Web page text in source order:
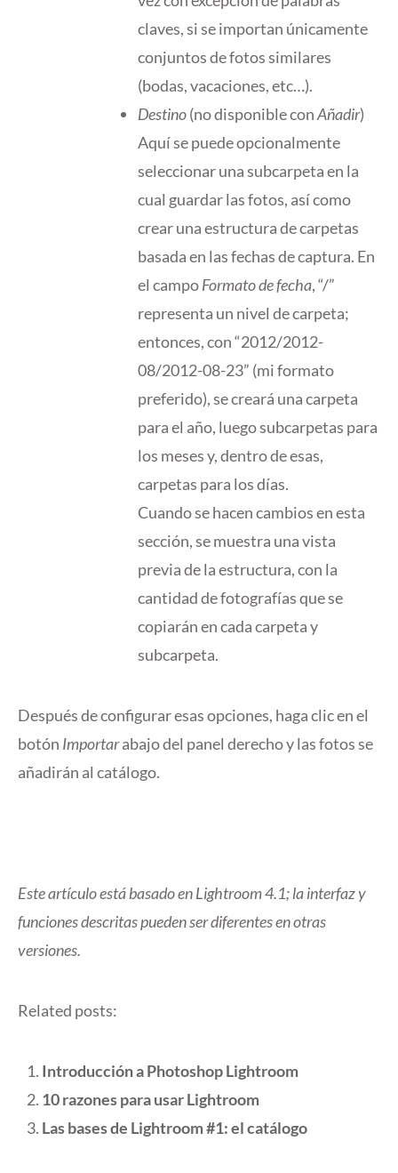
claves, si se importan únicamente
conjuntos de fotos similares
(bodas, vacaciones, etc…).
Destino(no disponible conAñadir)
Aquí se puede opcionalmente
seleccionar una subcarpeta en la
cual guardar las fotos, así como
crear una estructura de carpetas
basada en las fechas de captura. En
el campoFormato de fecha, “/”
representa un nivel de carpeta;
entonces, con “2012/2012-
08/2012-08-23” (mi formato
preferido), se creará una carpeta
para el año, luego subcarpetas para
los meses y, dentro de esas,
carpetas para los días.
Cuando se hacen cambios en esta
sección, se muestra una vista
previa de la estructura, con la
cantidad de fotografías que se
copiarán en cada carpeta y
subcarpeta.
Después de configurar esas opciones, haga clic en el
botón Importarabajo del panel derecho y las fotos se
añadirán al catálogo.
Este artículo está basado en Lightroom 4.1; la interfaz y
funciones descritas pueden ser diferentes en otras
versiones.
Related posts:
Introducción a Photoshop Lightroom
10 razones para usar Lightroom
Las bases de Lightroom #1: el catálogo